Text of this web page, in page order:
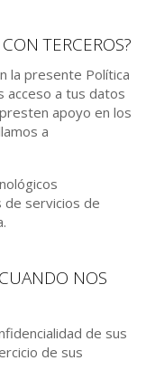
TERCEROS?
la presente Política
acceso a tus datos
apoyo en los
a
servicios de
NOS
de sus
de sus